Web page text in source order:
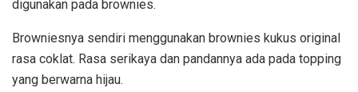
digunakan pada brownies.
Browniesnya sendiri menggunakan brownies kukus original
rasa coklat. Rasa serikaya dan pandannya ada pada topping
yang berwarna hijau.